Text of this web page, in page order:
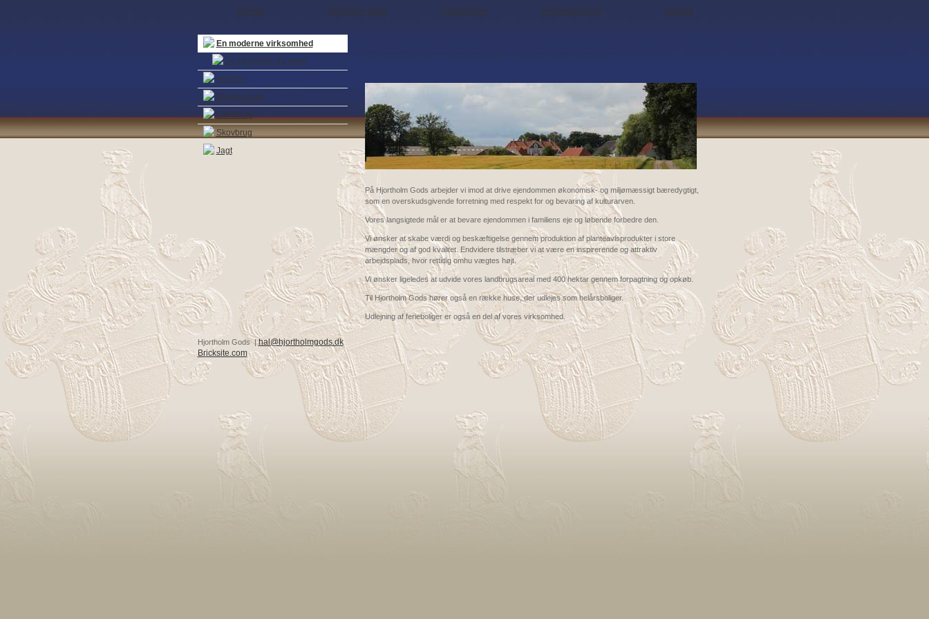
Forside Hjortholm Gods Ferieboliger Helårsudlejning Kontakt
En moderne virksomhed
Se Hjortholm fra oven
Historie
Beliggenhed
Landbrug
Skovbrug
Jagt
På Hjortholm Gods arbejder vi imod at drive ejendommen økonomisk- og miljømæssigt bæredygtigt,
som en overskudsgivende forretning med respekt for og bevaring af kulturarven.
Vores langsigtede mål er at bevare ejendommen i familiens eje og løbende forbedre den.
Vi ønsker at skabe værdi og beskæftigelse gennem produktion af planteavlsprodukter i store
mængder og af god kvalitet. Endvidere tilstræber vi at være en inspirerende og attraktiv
arbejdsplads, hvor rettidig omhu vægtes højt.
Vi ønsker ligeledes at udvide vores landbrugsareal med 400 hektar gennem forpagtning og opkøb.
Til Hjortholm Gods hører også en række huse, der udlejes som helårsboliger.
Udlejning af ferieboliger er også en del af vores virksomhed.
Hjortholm Gods |hal@hjortholmgods.dk
Bricksite.com